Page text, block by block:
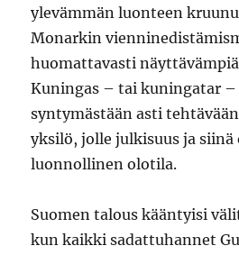
ylevämmän luonteen
Monarkin
huomattavasti
Kuningas – tai kuningatar
syntymästään asti
yksilö, jolle julkisuus ja siinä
luonnollinen olotila.
Suomen talous kääntyisi
kun kaikki sadattuhannet